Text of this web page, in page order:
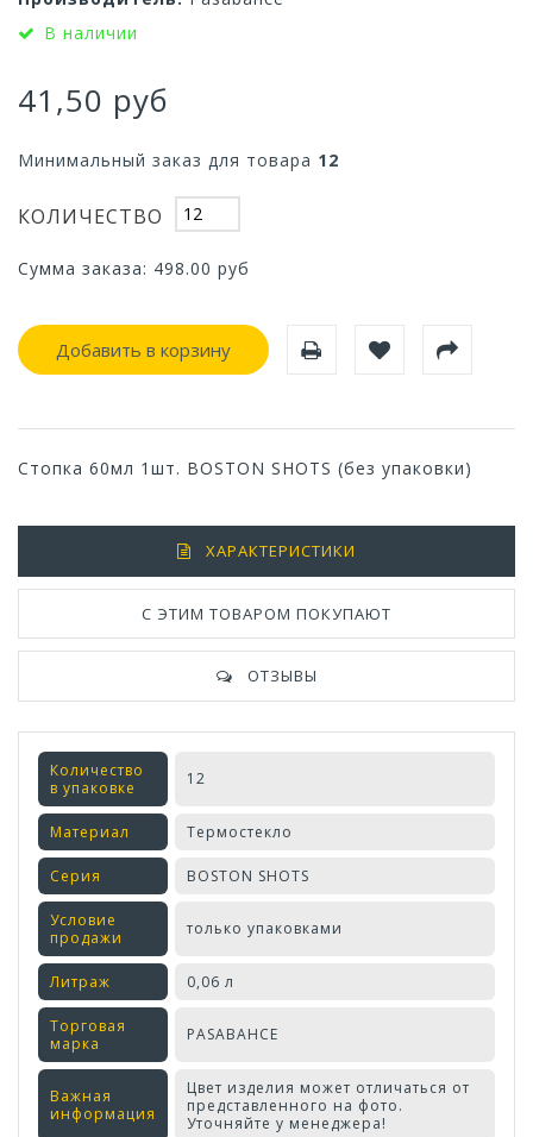
В наличии
41,50 руб
Минимальный заказ для товара 12
КОЛИЧЕСТВО
Сумма заказа: 498.00 руб
Добавить в корзину
Стопка 60мл 1шт. BOSTON SHOTS (без упаковки)
ХАРАКТЕРИСТИКИ
С ЭТИМ ТОВАРОМ ПОКУПАЮТ
ОТЗЫВЫ
Количество
в упаковке
12
Материал Термостекло
Серия BOSTON SHOTS
Условие
продажи
только упаковками
Литраж 0,06 л
Торговая
марка
PASABAHCE
Важная
информация
Цвет изделия может отличаться от
представленного на фото.
Уточняйте у менеджера!